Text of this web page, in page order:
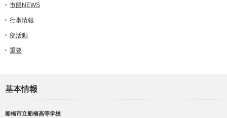
市船NEWS
行事情報
部活動
重要
基本情報
船橋市立船橋高等学校